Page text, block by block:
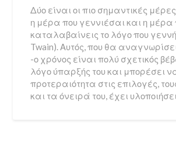
Δύο είναι οι πιο σημαντικές
η μέρα που γεννιέσαι και η μέρα
καταλαβαίνεις το λόγο που
Twain). Αυτός, που θα
-ο χρόνος είναι πολύ σχετικός
λόγο ύπαρξής του και μπορέσει
προτεραιότητα στις επιλογές,
και τα όνειρά του, έχει